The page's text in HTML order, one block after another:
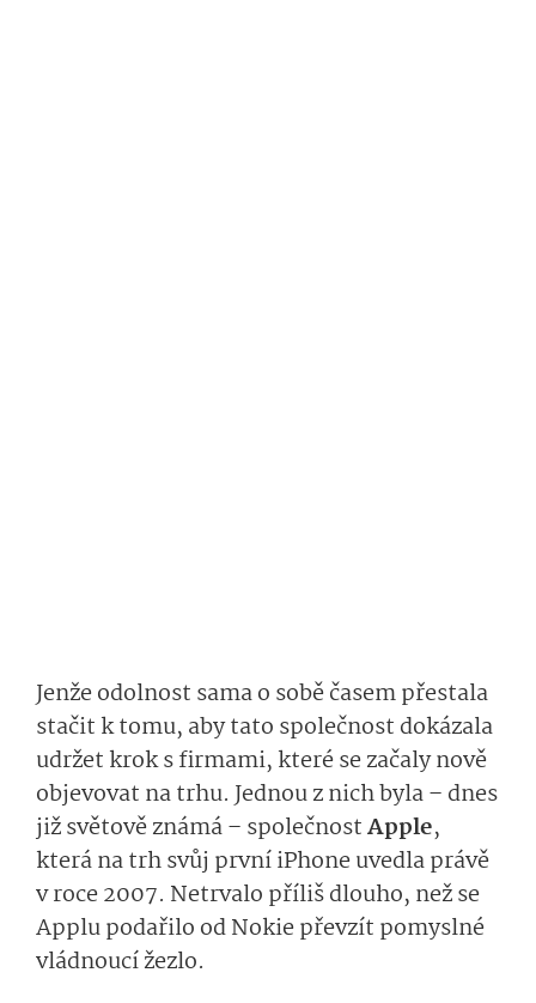
Jenže odolnost sama o sobě časem přestala
stačit k tomu, aby tato společnost dokázala
udržet krok s firmami, které se začaly nově
objevovat na trhu. Jednou z nich byla – dnes
již světově známá – společnostApple,
která na trh svůj první iPhone uvedla právě
v roce 2007. Netrvalo příliš dlouho, než se
Applu podařilo od Nokie převzít pomyslné
vládnoucí žezlo.